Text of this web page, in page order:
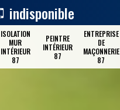
indisponible
ISOLATION
MUR
INTÉRIEUR
87
PEINTRE
INTÉRIEUR
87
ENTREPRISE
DE
MAÇONNERIE
87